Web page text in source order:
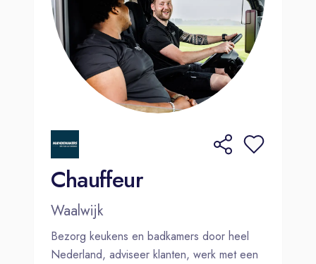
Chauffeur
Waalwijk
Bezorg keukens en badkamers door heel
Nederland, adviseer klanten, werk met een